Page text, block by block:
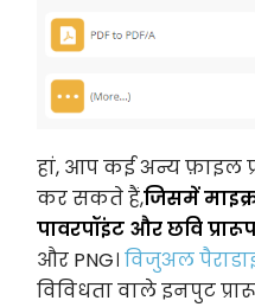
हां, आप कई अन्य फ़ाइल
कर सकते हैं,जिसमें
पावरपॉइंट और छवि
और PNG। विजुअल
विविधता वाले इनपुट